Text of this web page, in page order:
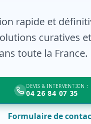
rapide et
curatives
toute la France.
DEVIS & INTERVENTION :
04 26 84 07 35
Formulaire de